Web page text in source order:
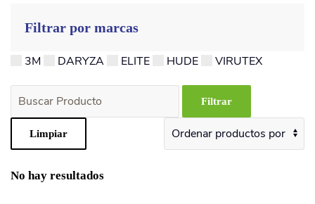
Filtrar por marcas
3M DARYZA ELITE HUDE VIRUTEX
No hay resultados